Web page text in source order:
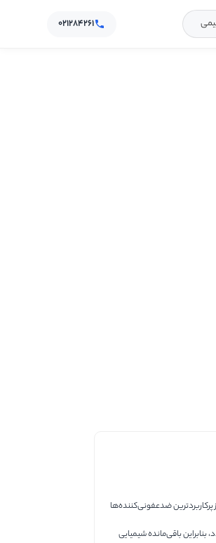
۰۲۱۲۸۴۲۶۱
ضدعفونی‌کننده‌ها
باقی‌مانده شیمیایی